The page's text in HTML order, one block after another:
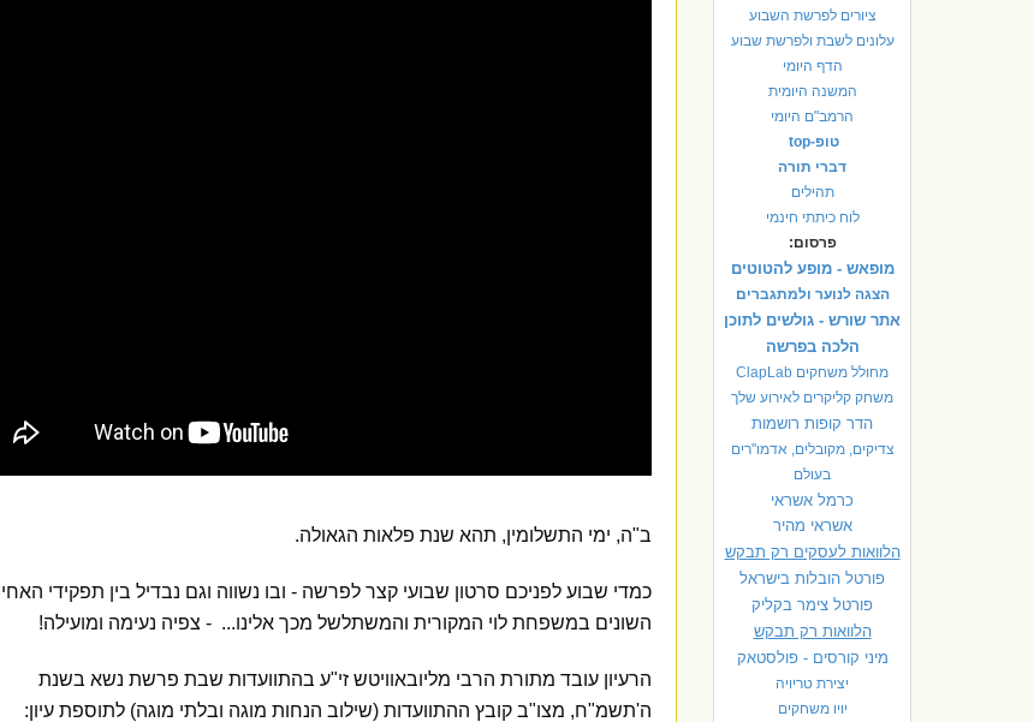
ציורים לפרשת השבוע
עלונים לשבת ולפרשת שבוע
הדף היומי
המשנה היומית
הרמב"ם היומי
טופ-top
דברי תורה
תהילים
לוח כיתתי חינמי
פרסום:
מופאש - מופע להטוטים
הצגה לנוער ולמתגברים
אתר שורש - גולשים לתוכן
הלכה בפרשה
מחולל משחקים ClapLab
משחק קליקרים לאירוע שלך
הדר קופות רושמות
צדיקים, מקובלים, אדמו"רים
בעולם
כרמל אשראי
אשראי מהיר
הלוואות לעסקים רק תבקש
פורטל הובלות בישראל
פורטל צימר בקליק
הלוואות רק תבקש
מיני קורסים - פולסטאק
יצירת טריויה
יויו משחקים
ב"ה, ימי התשלומין, תהא שנת פלאות הגאולה.
כמדי שבוע לפניכם סרטון שבועי קצר לפרשה - ובו נשווה וגם נבדיל בין תפקידי
השונים במשפחת לוי המקורית והמשתלשל מכך אלינו... - צפיה נעימה ומועילה!
הרעיון עובד מתורת הרבי מליובאוויטש זי"ע בהתוועדות שבת פרשת נשא בשנת
ה'תשמ"ח, מצו"ב קובץ ההתוועדות (שילוב הנחות מוגה ובלתי מוגה) לתוספת עיון: